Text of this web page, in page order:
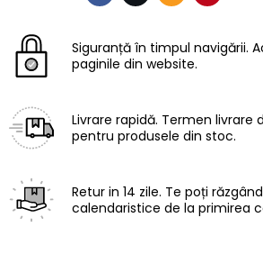
Siguranță în timpul navigării.
paginile din website.
Livrare rapidă. Termen livrare
pentru produsele din stoc.
Retur in 14 zile. Te poți
calendaristice de la primirea